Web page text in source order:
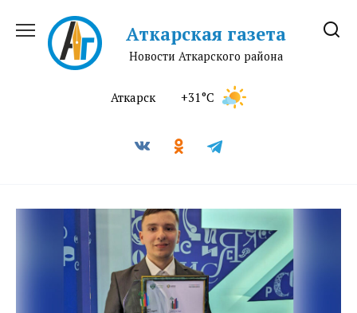
содержанию
Аткарская газета
Новости Аткарского района
Аткарск +31°C